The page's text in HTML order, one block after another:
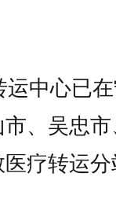
运中心已
、吴忠
疗转运